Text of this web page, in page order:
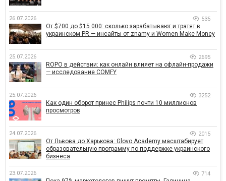
26.07.2026 535
От $700 до $15 000: сколько зарабатывают и тратят в
украинском PR — инсайты от znamy и Women Make Money
25.07.2026 2695
ROPO в действии: как онлайн влияет на офлайн-продажи
— исследование COMFY
25.07.2026 3252
Как один оборот принес Philips почти 10 миллионов
просмотров
24.07.2026 2015
От Львова до Харькова: Glovo Academy масштабирует
образовательную программу по поддержке украинского
бизнеса
23.07.2026 714